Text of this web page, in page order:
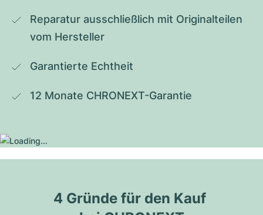
Reparatur ausschließlich mit Originalteilen
vom Hersteller
Garantierte Echtheit
12 Monate CHRONEXT-Garantie
4 Gründe für den Kauf